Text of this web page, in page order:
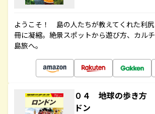
ようこそ！ 島の人たちが教えてくれた利
冊に凝縮。絶景スポットから遊び方、カルチ
島旅へ。
０４ 地球の歩き方
ドン